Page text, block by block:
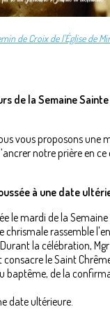
de Croix de l'Église de
de la Semaine
vous proposons une
notre prière en
à une date
le mardi de la
chrismale rassemble
la célébration,
le Saint
baptême, de la
date ultérieure.